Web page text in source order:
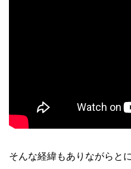
そんな経緯もありながらと